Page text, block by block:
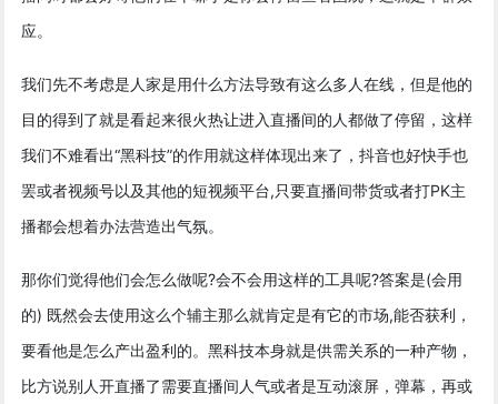
应。
我们先不考虑是人家是用什么方法导致有这么多人在线，但是他的
目的得到了就是看起来很火热让进入直播间的人都做了停留，这样
我们不难看出“黑科技”的作用就这样体现出来了，抖音也好快手也
罢或者视频号以及其他的短视频平台,只要直播间带货或者打PK主
播都会想着办法营造出气氛。
那你们觉得他们会怎么做呢?会不会用这样的工具呢?答案是(会用
的) 既然会去使用这么个辅主那么就肯定是有它的市场,能否获利，
要看他是怎么产出盈利的。黑科技本身就是供需关系的一种产物，
比方说别人开直播了需要直播间人气或者是互动滚屏，弹幕，再或